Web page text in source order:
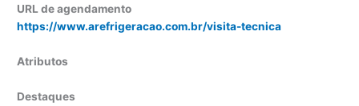
URL de agendamento
https://www.arefrigeracao.com.br/visita-tecnica
Atributos
Destaques